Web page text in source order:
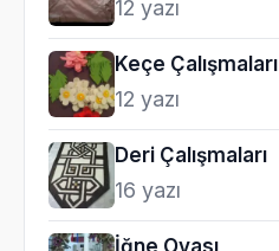
12 yazı
Keçe Çalışmaları
12 yazı
Deri Çalışmaları
16 yazı